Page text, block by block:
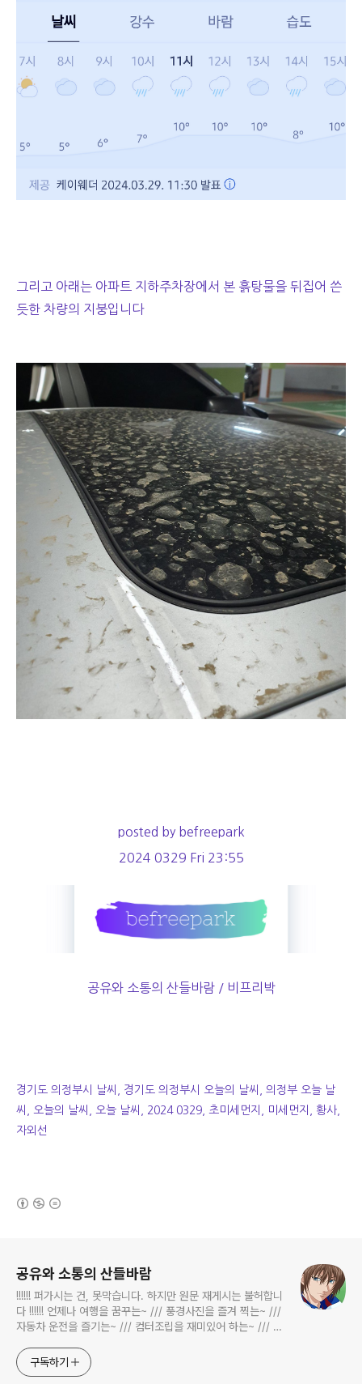
그리고 아래는 아파트 지하주차장에서 본 흙탕물을 뒤집어 쓴
듯한 차량의 지붕입니다
posted by befreepark
2024 0329 Fri 23:55
공유와 소통의 산들바람 / 비프리박
경기도 의정부시 날씨, 경기도 의정부시 오늘의 날씨, 의정부 오늘 날
씨, 오늘의 날씨, 오늘 날씨, 2024 0329, 초미세먼지, 미세먼지, 황사,
자외선
공유와 소통의 산들바람
!!!!!! 퍼가시는 건, 못막습니다. 하지만 원문 재게시는 불허합니
다 !!!!!! 언제나 여행을 꿈꾸는~ /// 풍경사진을 즐겨 찍는~ ///
자동차 운전을 즐기는~ /// 컴터조립을 재미있어 하는~ /// 고
식하는 미드가 있는~ /// 사회적 이슈에 발언하는~ 不老巨
구독하기